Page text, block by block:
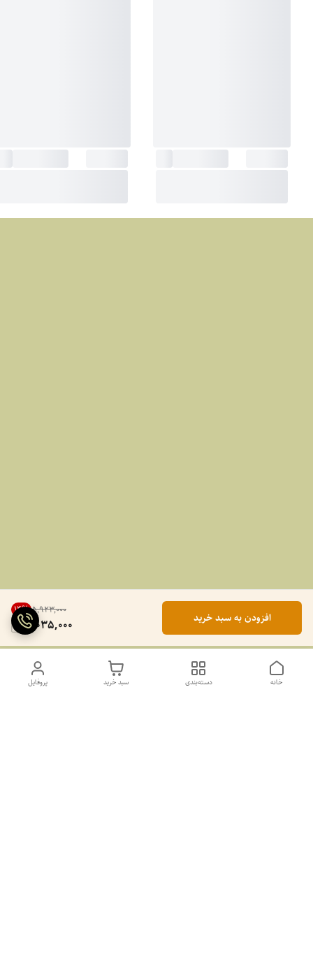
۵٬۹۲۳٬۰۰۰ 14%
5,035,000 افزودن به سبد خرید
پروفایل سبد خرید دسته‌بندی خانه